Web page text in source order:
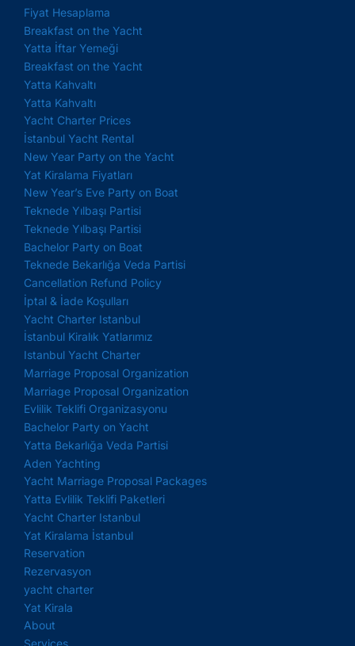
Fiyat Hesaplama
Breakfast on the Yacht
Yatta İftar Yemeği
Breakfast on the Yacht
Yatta Kahvaltı
Yatta Kahvaltı
Yacht Charter Prices
İstanbul Yacht Rental
New Year Party on the Yacht
Yat Kiralama Fiyatları
New Year’s Eve Party on Boat
Teknede Yılbaşı Partisi
Teknede Yılbaşı Partisi
Bachelor Party on Boat
Teknede Bekarlığa Veda Partisi
Cancellation Refund Policy
İptal & İade Koşulları
Yacht Charter Istanbul
İstanbul Kiralık Yatlarımız
Istanbul Yacht Charter
Marriage Proposal Organization
Marriage Proposal Organization
Evlilik Teklifi Organizasyonu
Bachelor Party on Yacht
Yatta Bekarlığa Veda Partisi
Aden Yachting
Yacht Marriage Proposal Packages
Yatta Evlilik Teklifi Paketleri
Yacht Charter Istanbul
Yat Kiralama İstanbul
Reservation
Rezervasyon
yacht charter
Yat Kirala
About